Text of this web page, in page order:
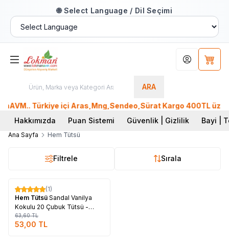
🌐 Select Language / Dil Seçimi
ARA
Hesabım
Türkiye içi Aras,Mng,Sendeo,Sürat Kargo 400TL üzeri,
Hakkımızda
Puan Sistemi Güvenlik | Gizlilik Bayi |
Ana Sayfa Hem Tütsü
Filtrele Sırala
%17
(1)
Hem Tütsü Sandal Vanilya
Kokulu 20 Çubuk Tütsü -
Sandal Vanilla
63,60TL
53,00 TL